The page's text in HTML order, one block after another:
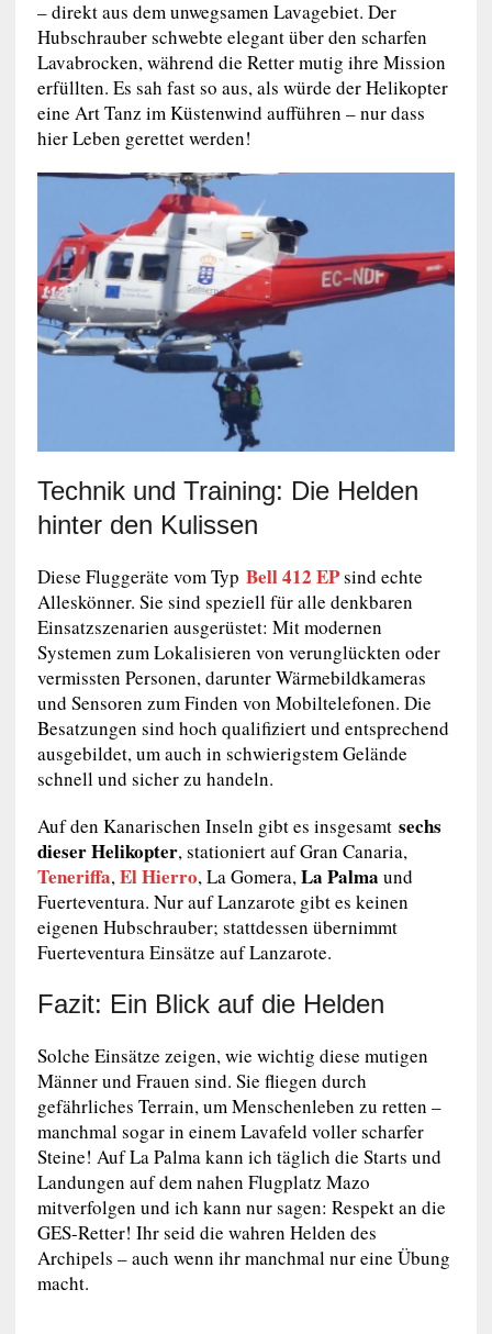
– direkt aus dem unwegsamen Lavagebiet. Der
Hubschrauber schwebte elegant über den scharfen
Lavabrocken, während die Retter mutig ihre Mission
erfüllten. Es sah fast so aus, als würde der Helikopter
eine Art Tanz im Küstenwind aufführen – nur dass
hier Leben gerettet werden!
Technik und Training: Die Helden
hinter den Kulissen
Diese Fluggeräte vom Typ Bell 412 EPsind echte
Alleskönner. Sie sind speziell für alle denkbaren
Einsatzszenarien ausgerüstet: Mit modernen
Systemen zum Lokalisieren von verunglückten oder
vermissten Personen, darunter Wärmebildkameras
und Sensoren zum Finden von Mobiltelefonen. Die
Besatzungen sind hoch qualifiziert und entsprechend
ausgebildet, um auch in schwierigstem Gelände
schnell und sicher zu handeln.
Auf den Kanarischen Inseln gibt es insgesamt sechs
dieser Helikopter, stationiert auf Gran Canaria,
Teneriffa,El Hierro, La Gomera,La Palma und
Fuerteventura. Nur auf Lanzarote gibt es keinen
eigenen Hubschrauber; stattdessen übernimmt
Fuerteventura Einsätze auf Lanzarote.
Fazit: Ein Blick auf die Helden
Solche Einsätze zeigen, wie wichtig diese mutigen
Männer und Frauen sind. Sie fliegen durch
gefährliches Terrain, um Menschenleben zu retten –
manchmal sogar in einem Lavafeld voller scharfer
Steine! Auf La Palma kann ich täglich die Starts und
Landungen auf dem nahen Flugplatz Mazo
mitverfolgen und ich kann nur sagen: Respekt an die
GES-Retter! Ihr seid die wahren Helden des
Archipels – auch wenn ihr manchmal nur eine Übung
macht.